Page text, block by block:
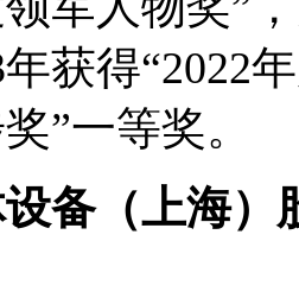
获得“2022
”一等奖。
备（上海）